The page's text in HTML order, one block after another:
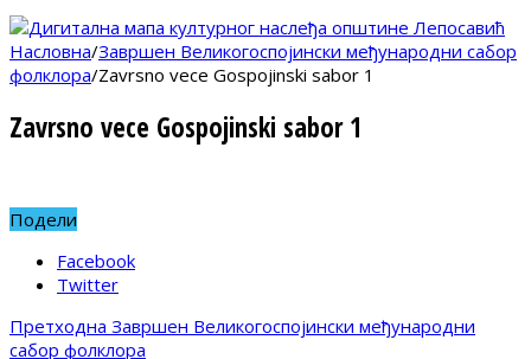
Насловна/Завршен Великогоспојински међународни сабор
фолклора/Zavrsno vece Gospojinski sabor 1
Zavrsno vece Gospojinski sabor 1
Подели
Facebook
Twitter
Претходна Завршен Великогоспојински међународни
сабор фолклора